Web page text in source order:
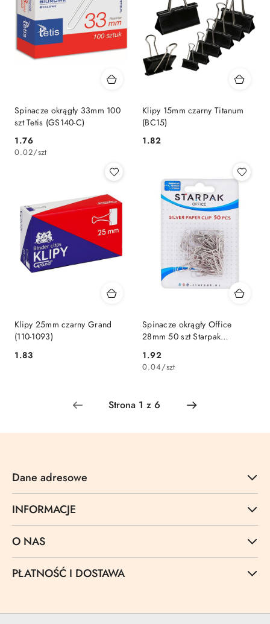
Spinacze okrągły 33mm 100
szt Tetis (GS140-C)
Cena:
1.76
0.02/szt
Klipy 15mm czarny Titanum
(BC15)
Cena:
1.82
Klipy 25mm czarny Grand
(110-1093)
Cena:
1.83
Spinacze okrągły Office
28mm 50 szt Starpak
Cena:
1.92
0.04/szt
Dane adresowe
INFORMACJE
O NAS
PŁATNOŚĆ I DOSTAWA